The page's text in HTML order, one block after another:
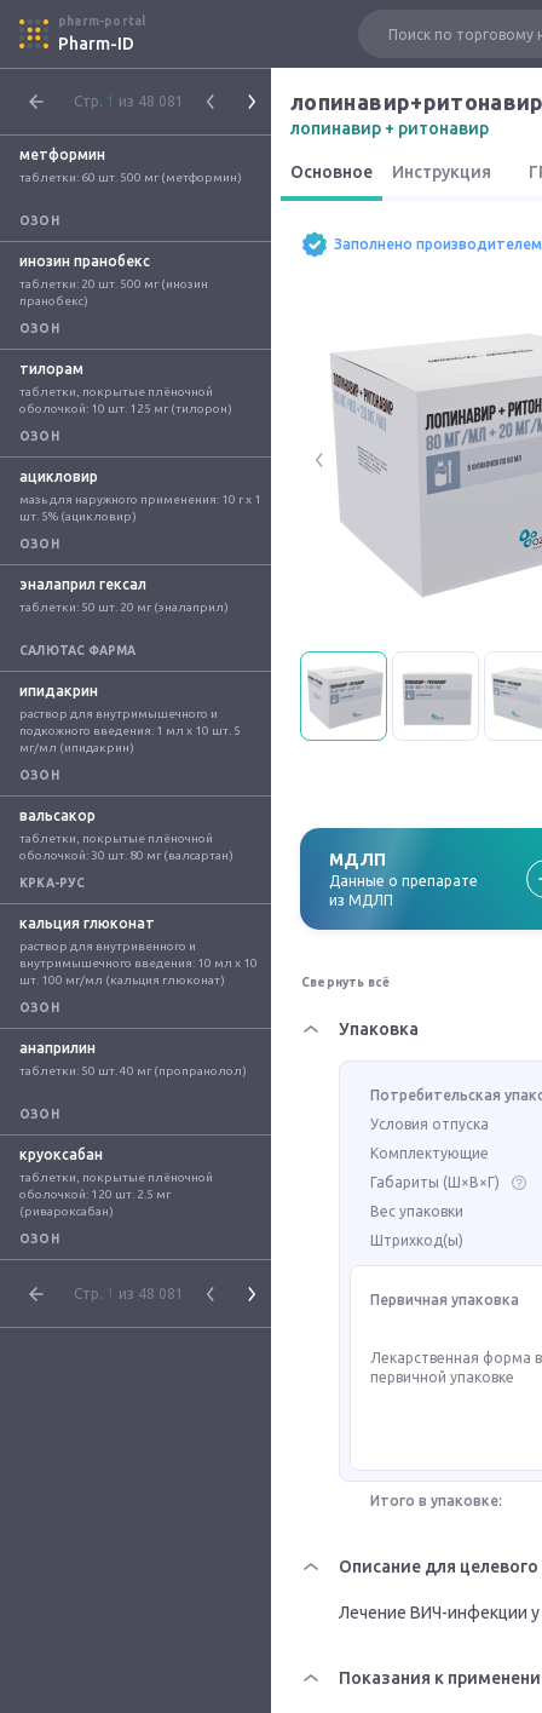
pharm-portal
Pharm-ID
Стр. 1 из 48 081
метформин
таблетки: 60 шт. 500 мг (метформин)
ОЗОН
инозин пранобекс
таблетки: 20 шт. 500 мг (инозин
пранобекс)
ОЗОН
тилорам
таблетки, покрытые плёночной
оболочкой: 10 шт. 125 мг (тилорон)
ОЗОН
ацикловир
мазь для наружного применения: 10 г x 1
шт. 5% (ацикловир)
ОЗОН
эналаприл гексал
таблетки: 50 шт. 20 мг (эналаприл)
САЛЮТАС ФАРМА
ипидакрин
раствор для внутримышечного и
подкожного введения: 1 мл x 10 шт. 5
мг/мл (ипидакрин)
ОЗОН
вальсакор
таблетки, покрытые плёночной
оболочкой: 30 шт. 80 мг (валсартан)
КРКА-РУС
кальция глюконат
раствор для внутривенного и
внутримышечного введения: 10 мл x 10
шт. 100 мг/мл (кальция глюконат)
ОЗОН
анаприлин
таблетки: 50 шт. 40 мг (пропранолол)
ОЗОН
круоксабан
таблетки, покрытые плёночной
оболочкой: 120 шт. 2.5 мг
(ривароксабан)
ОЗОН
Стр. 1 из 48 081
лопинавир + ритонавир
Основное Инструкция
Заполнено производителем
МДЛП
Данные о препарате
из МДЛП
Свернуть всё
Упаковка
Потребительская
Условия отпуска
Комплектующие
Габариты (Ш×В×Г)
Вес упаковки
Штрихкод(ы)
Первичная упаковка
Лекарственная форма
первичной упаковке
Итого в упаковке:
Описание для
Лечение ВИЧ-инфекции
Показания к